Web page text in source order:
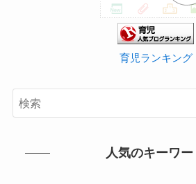
育児ランキング
人気のキーワー